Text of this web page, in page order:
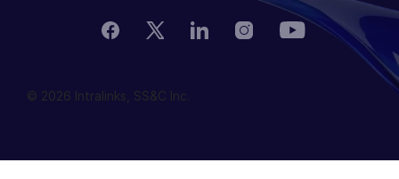
© 2026 Intralinks, SS&C Inc.